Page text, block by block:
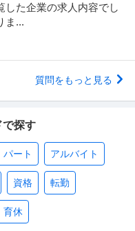
した企業の求人内容でし
ま...
質問をもっと見る
で探す
パート アルバイト
資格 転勤
育休